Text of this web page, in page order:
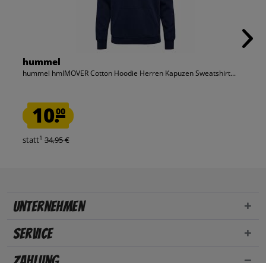
hummel
hummel hmlMOVER Cotton Hoodie Herren Kapuzen Sweatshirt...
10.00
statt1 34,95 €
Unternehmen
Service